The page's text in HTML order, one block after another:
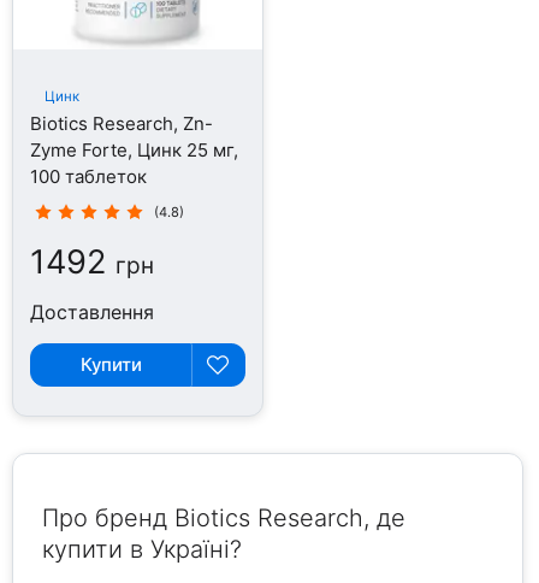
Цинк
Biotics Research, Zn-
Zyme Forte, Цинк 25 мг,
100 таблеток
(4.8)
1492 грн
Доставлення
Купити
Про бренд Biotics Research, де
купити в Україні?